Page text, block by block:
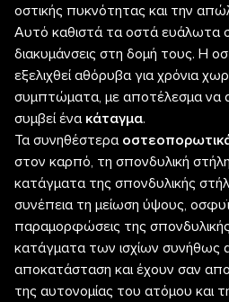
οστικής πυκνότητας και την
Αυτό καθιστά τα οστά ευάλωτα
διακυμάνσεις στη δομή τους. Η
εξελιχθεί αθόρυβα για χρόνια
συμπτώματα, με αποτέλεσμα να
συμβεί ένα κάταγμα.
Τα συνηθέστερα
στον καρπό, τη σπονδυλική στήλη
κατάγματα της σπονδυλικής
συνέπεια τη μείωση ύψους,
παραμορφώσεις της
κατάγματα των ισχίων συνήθως
αποκατάσταση και έχουν σαν
της αυτονομίας του ατόμου και